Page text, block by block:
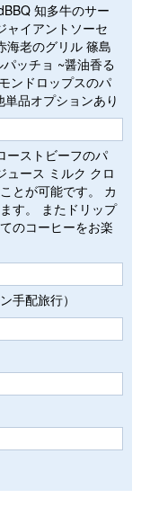
知多牛のサー
ャイアントソーセ
老のグリル 篠島
ッチョ ~醤油香る
ンドロップスのパ
品オプションあり
ーストビーフのパ
ュース ミルク クロ
とが可能です。 カ
す。 またドリップ
のコーヒーをお楽
手配旅行）